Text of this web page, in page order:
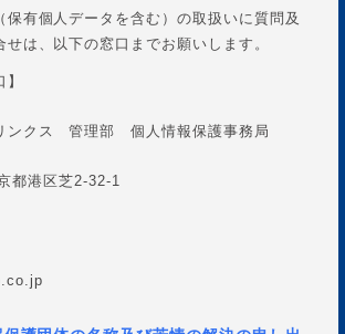
保有個人データを含む）の取扱いに質問及
は、以下の窓口までお願いします。
ンクス 管理部 個人情報保護事務局
都港区芝2-32-1